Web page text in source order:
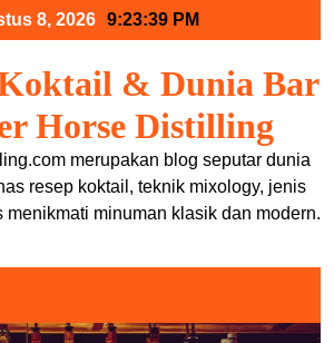
8, 2026 9:23:40 PM
& Dunia Bar
Horse Distilling
merupakan blog seputar dunia
resep koktail, teknik mixology, jenis
menikmati minuman klasik dan modern.